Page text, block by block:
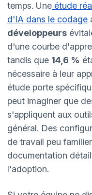
temps. Une étude
d'IA dans le codage
développeurs
d'une courbe
tandis que 14,6 %
nécessaire à leur
étude porte
peut imaginer que
s'appliquent aux
général. Des
de travail peu
documentation
l'adoption.